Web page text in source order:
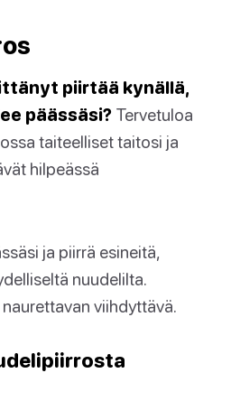
piirtää kynällä,
päässäsi? Tervetuloa
taiteelliset taitosi ja
hilpeässä
ja piirrä esineitä,
nuudelilta.
viihdyttävä.